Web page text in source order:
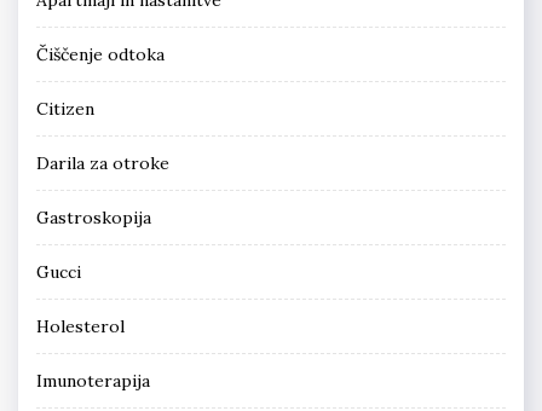
Čiščenje odtoka
Citizen
Darila za otroke
Gastroskopija
Gucci
Holesterol
Imunoterapija